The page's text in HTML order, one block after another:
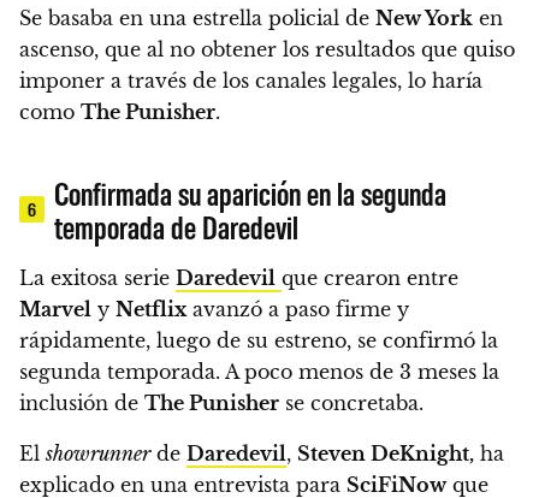
Se basaba en una estrella policial de New York en
ascenso, que al no obtener los resultados que quiso
imponer a través de los canales legales, lo haría
como The Punisher.
6
Confirmada su aparición en la segunda
temporada de Daredevil
La exitosa serie Daredevil que crearon entre
Marvel y Netflix avanzó a paso firme y
rápidamente, luego de su estreno, se confirmó la
segunda temporada. A poco menos de 3 meses la
inclusión de The Punisher se concretaba.
Elshowrunnerde Daredevil, Steven DeKnight, ha
explicado en una entrevista para SciFiNowque